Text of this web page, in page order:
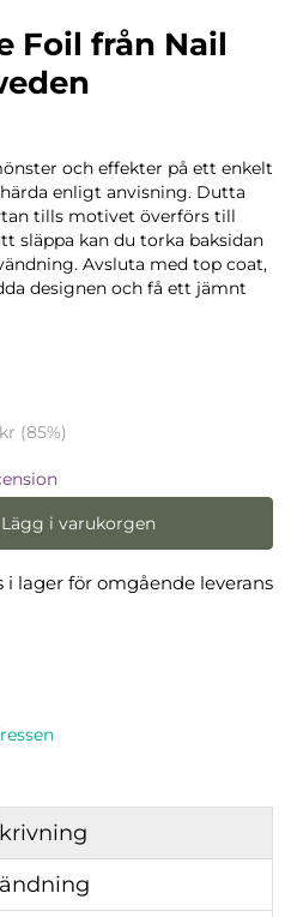
Foil från Nail
och effekter på ett enkelt
enligt anvisning. Dutta
tills motivet överförs till
släppa kan du torka baksidan
Avsluta med top coat,
designen och få ett jämnt
(85%)
Lägg i varukorgen
i lager för omgående leverans